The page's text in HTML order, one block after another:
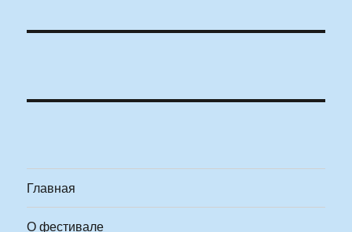
Главная
О фестивале